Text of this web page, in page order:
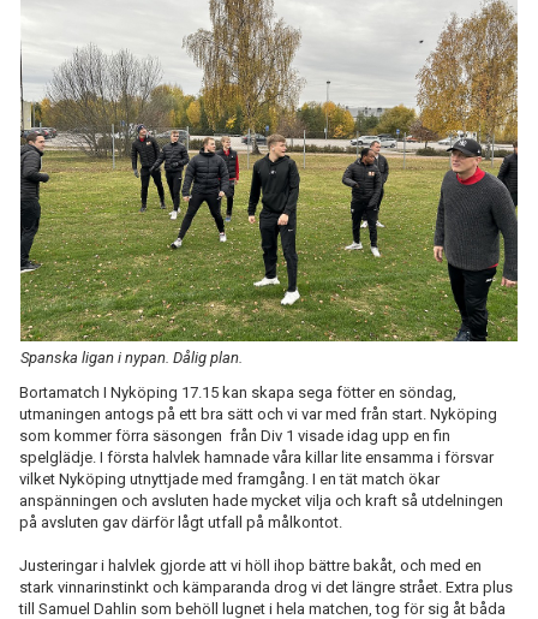
BORLÄNGE HK FÖRSÄSONGSCUP
Spanska ligan i nypan. Dålig plan.
Bortamatch I Nyköping 17.15 kan skapa sega fötter en söndag,
utmaningen antogs på ett bra sätt och vi var med från start. Nyköping
som kommer förra säsongen från Div 1 visade idag upp en fin
spelglädje. I första halvlek hamnade våra killar lite ensamma i försvar
vilket Nyköping utnyttjade med framgång. I en tät match ökar
anspänningen och avsluten hade mycket vilja och kraft så utdelningen
på avsluten gav därför lågt utfall på målkontot.
Justeringar i halvlek gjorde att vi höll ihop bättre bakåt, och med en
stark vinnarinstinkt och kämparanda drog vi det längre strået. Extra plus
till Samuel Dahlin som behöll lugnet i hela matchen, tog för sig åt båda